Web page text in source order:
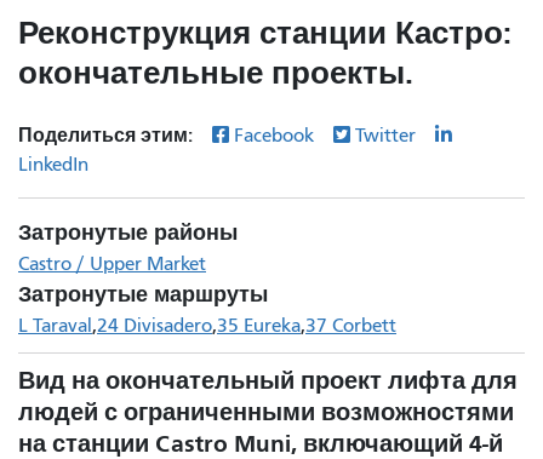
Реконструкция станции Кастро:
окончательные проекты.
Поделиться этим: Facebook
Twitter
LinkedIn
Затронутые районы
Castro / Upper Market
Затронутые маршруты
L Taraval 24 Divisadero 35 Eureka 37 Corbett
Вид на окончательный проект лифта для
людей с ограниченными возможностями
на станции Castro Muni, включающий 4-й